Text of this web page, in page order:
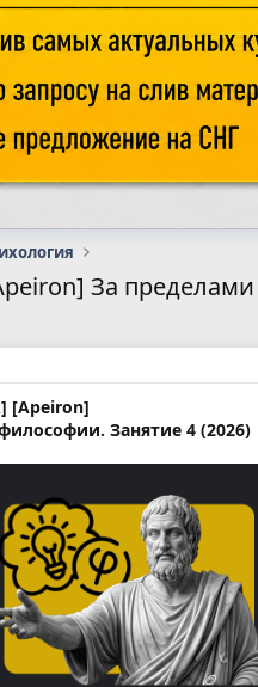
За
[Apeiron]
Занятие 4 (2026)